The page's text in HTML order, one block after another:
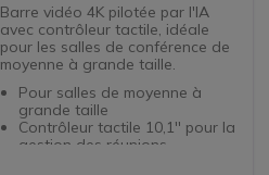
Barre vidéo 4K pilotée par l'IA
avec contrôleur tactile, idéale
pour les salles de conférence de
moyenne à grande taille.
Pour salles de moyenne à
grande taille
Contrôleur tactile 10,1'' pour la
gestion des réunions